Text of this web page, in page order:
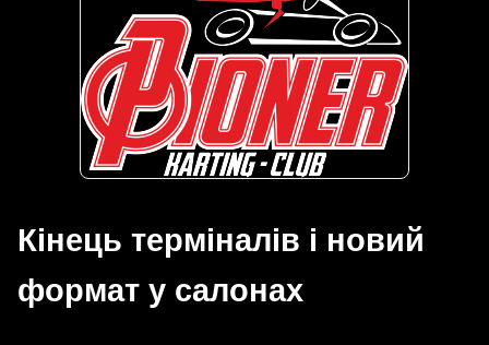
Кінець терміналів і новий
формат у салонах